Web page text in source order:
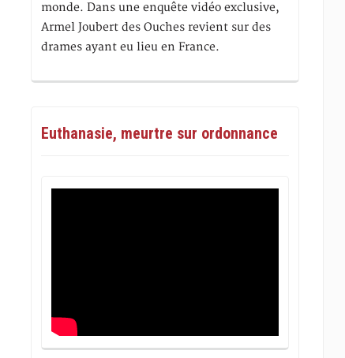
monde. Dans une enquête vidéo exclusive,
Armel Joubert des Ouches revient sur des
drames ayant eu lieu en France.
Euthanasie, meurtre sur ordonnance